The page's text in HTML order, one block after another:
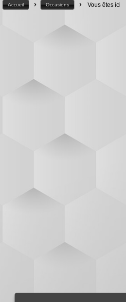
Accueil > Occasions > Vous êtes ici